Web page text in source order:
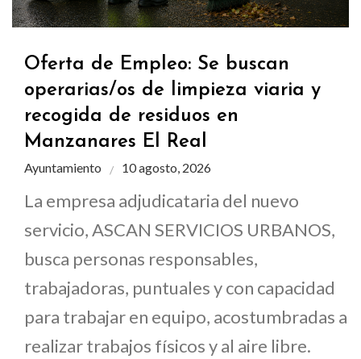
Oferta de Empleo: Se buscan
operarias/os de limpieza viaria y
recogida de residuos en
Manzanares El Real
Ayuntamiento 10 agosto, 2026
La empresa adjudicataria del nuevo
servicio, ASCAN SERVICIOS URBANOS,
busca personas responsables,
trabajadoras, puntuales y con capacidad
para trabajar en equipo, acostumbradas a
realizar trabajos físicos y al aire libre.